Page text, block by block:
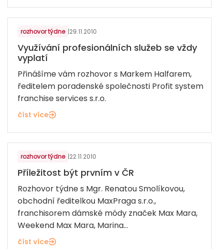
rozhovor týdne |29.11.2010
Využívání profesionálních služeb se vždy
vyplatí
Přinášíme vám rozhovor s Markem Halfarem,
ředitelem poradenské společnosti Profit system
franchise services s.r.o.
číst více
MÓDA A OBUV
rozhovor týdne |22.11.2010
Příležitost být prvním v ČR
Rozhovor týdne s Mgr. Renatou Smolíkovou,
obchodní ředitelkou MaxPraga s.r.o.,
franchisorem dámské módy značek Max Mara,
Weekend Max Mara, Marina...
číst více